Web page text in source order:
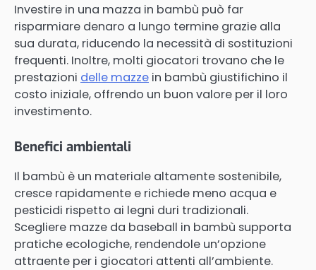
Investire in una mazza in bambù può far
risparmiare denaro a lungo termine grazie alla
sua durata, riducendo la necessità di sostituzioni
frequenti. Inoltre, molti giocatori trovano che le
prestazioni delle mazze in bambù giustifichino il
costo iniziale, offrendo un buon valore per il loro
investimento.
Benefici ambientali
Il bambù è un materiale altamente sostenibile,
cresce rapidamente e richiede meno acqua e
pesticidi rispetto ai legni duri tradizionali.
Scegliere mazze da baseball in bambù supporta
pratiche ecologiche, rendendole un’opzione
attraente per i giocatori attenti all’ambiente.